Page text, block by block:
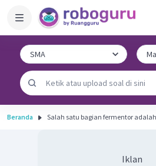
Beranda Salah satu bagian fermentor
Iklan